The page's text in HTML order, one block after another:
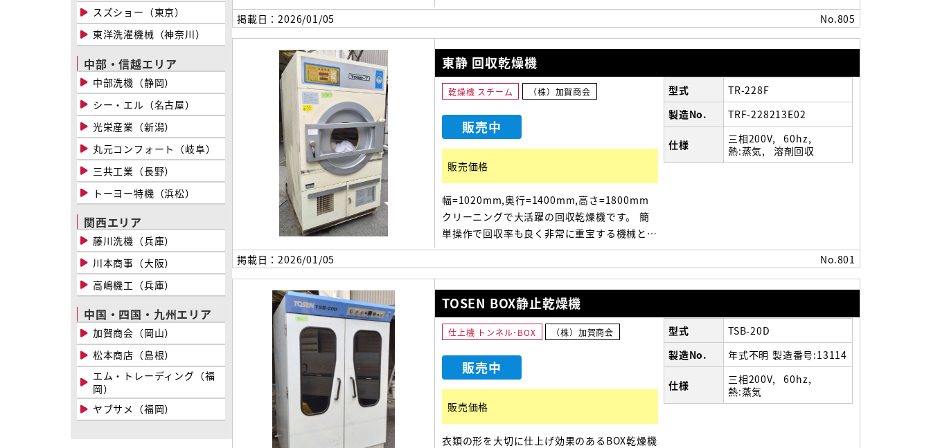
せてからの出荷になります。 是非一度お問い
合わせください。 850(幅)×1730(奥
行)×2250(高さ)
掲載日：2026/01/05 No.805
東静 回収乾燥機
乾燥機 スチーム （株）加賀商会
販売中
販売価格
幅=1020mm,奥行=1400mm,高さ=1800mm
クリーニングで大活躍の回収乾燥機です。 簡
単操作で回収率も良く非常に重宝する機械とな
っております。 お求めの際は整備清掃動作チ
ェックなどを済ませてからの出荷になります。
型式
TR-228F
製造No.
TRF-228213E02
仕様 三相200V
60hz
熱:蒸気
溶剤回収
掲載日：2026/01/05 No.801
TOSEN BOX静止乾燥機
仕上機 トンネル･BOX （株）加賀商会
販売中
販売価格
衣類の形を大切に仕上げ効果のあるBOX乾燥機
型式
TSB-20D
製造No.
年式不明 製造番号:13114
仕様 三相200V
60hz
熱:蒸気
スズショー（東京）
東洋洗濯機械（神奈川）
中部・信越エリア
中部洗機（静岡）
シー・エル（名古屋）
光栄産業（新潟）
丸元コンフォート（岐阜）
三共工業（長野）
トーヨー特機（浜松）
関西エリア
藤川洗機（兵庫）
川本商事（大阪）
高嶋機工（兵庫）
中国・四国・九州エリア
加賀商会（岡山）
松本商店（島根）
エム・トレーディング（福
岡）
ヤブサメ（福岡）